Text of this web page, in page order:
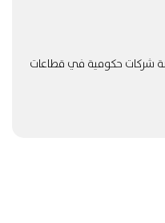
شركات حكومية في قطاعات